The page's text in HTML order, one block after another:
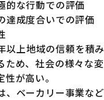
的な行動での評価
達成度合いでの評価
上地域の信頼を積
ため、社会の様々な
が高い。
、ベーカリー事業な